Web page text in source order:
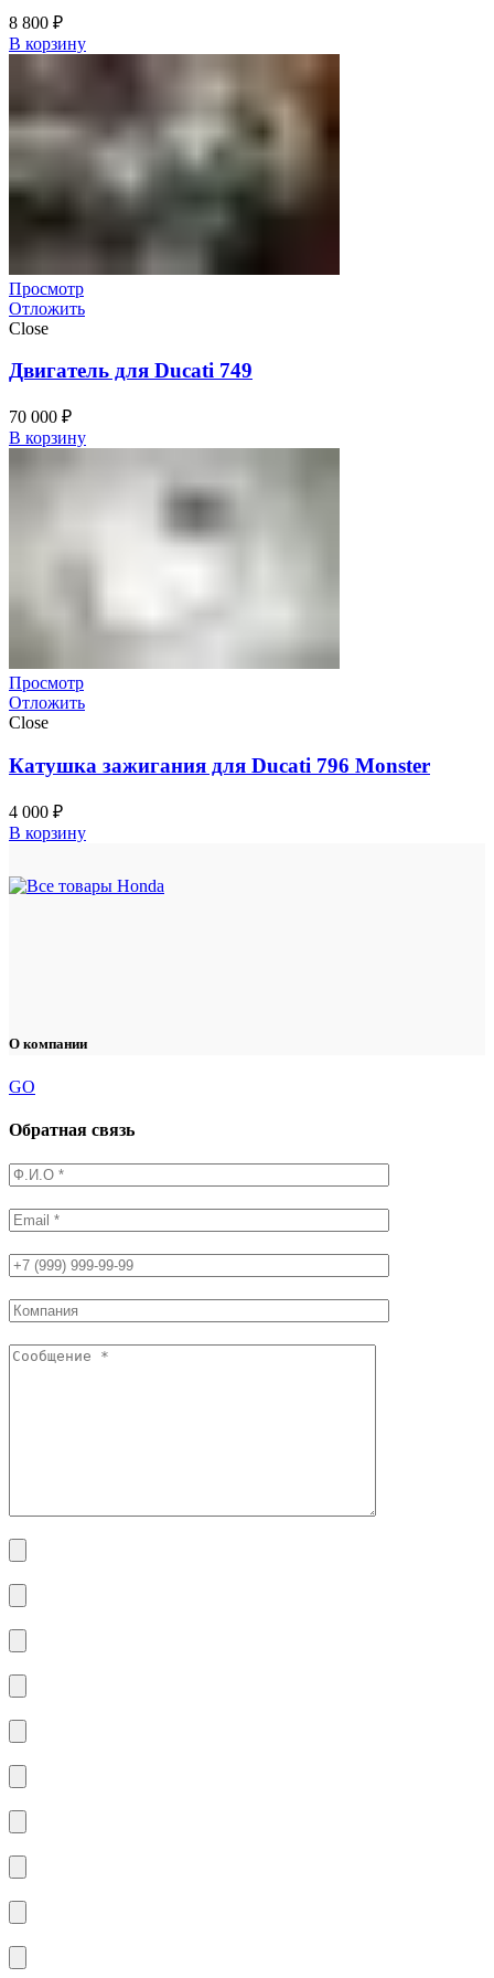
8 800 ₽
В корзину
Просмотр
Отложить
Close
Двигатель для Ducati 749
70 000 ₽
В корзину
Просмотр
Отложить
Close
Катушка зажигания для Ducati 796 Monster
4 000 ₽
В корзину
О компании
GO
Обратная связь